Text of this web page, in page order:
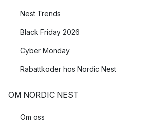
Nest Trends
Black Friday 2026
Cyber Monday
Rabattkoder hos Nordic Nest
OM NORDIC NEST
Om oss